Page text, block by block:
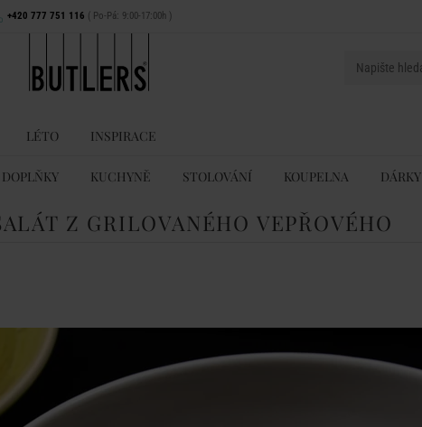
+420 777 751 116 ( Po-Pá: 9:00-17:00h )
LÉTO INSPIRACE
KUCHYNĚ STOLOVÁNÍ KOUPELNA DÁRKY
Z GRILOVANÉHO VEPŘOVÉHO